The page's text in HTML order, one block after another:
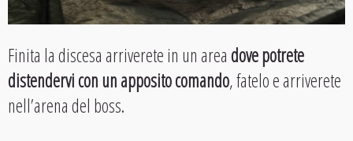
Finita la discesa arriverete in un areadove potrete
distendervi con un apposito comando, fatelo e arriverete
nell’arena del boss.